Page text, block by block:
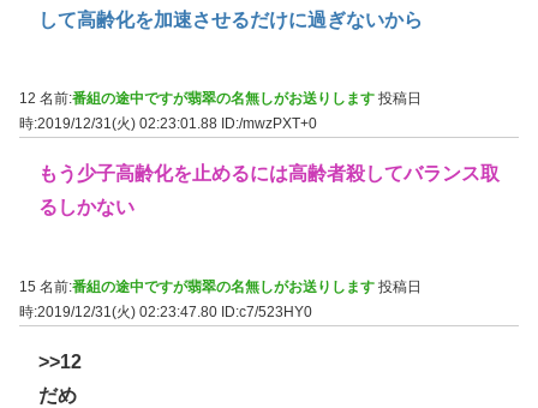
して高齢化を加速させるだけに過ぎないから
12 名前:番組の途中ですが翡翠の名無しがお送りします 投稿日
時:2019/12/31(火) 02:23:01.88 ID:/mwzPXT+0
もう少子高齢化を止めるには高齢者殺してバランス取
るしかない
15 名前:番組の途中ですが翡翠の名無しがお送りします 投稿日
時:2019/12/31(火) 02:23:47.80 ID:c7/523HY0
>>12
だめ